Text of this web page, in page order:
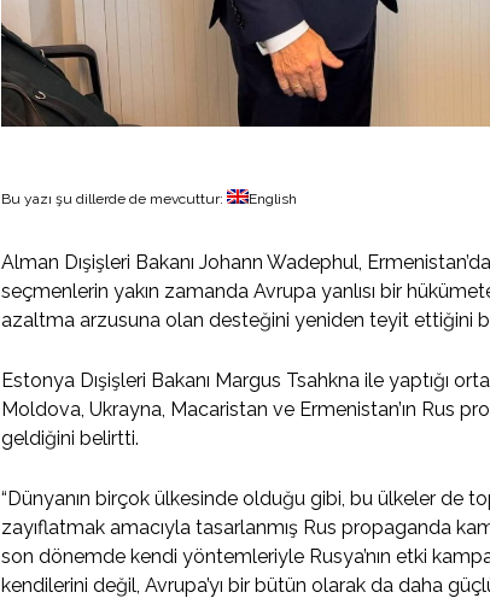
Bu yazı şu dillerde de mevcuttur: English
Alman Dışişleri Bakanı Johann Wadephul,
seçmenlerin yakın zamanda Avrupa yanlısı bir
azaltma arzusuna olan desteğini yeniden teyit ettiğini
Estonya Dışişleri Bakanı Margus Tsahkna ile yaptığı
Moldova, Ukrayna, Macaristan ve Ermenistan’ın Rus
geldiğini belirtti.
“Dünyanın birçok ülkesinde olduğu gibi, bu ülkeler de
zayıflatmak amacıyla tasarlanmış Rus propaganda
son dönemde kendi yöntemleriyle Rusya’nın etki
kendilerini değil, Avrupa’yı bir bütün olarak da daha